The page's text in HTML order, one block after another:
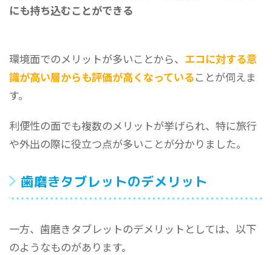
にも持ち込むことができる
環境面でのメリットが多いことから、 エコに対する意
識が高い層からも評価が高くなっていることが伺えま
す。
利便性の面でも複数のメリットが挙げられ、特に旅行
や外出の際に役立つ点が多いことが分かりました。
歯磨きタブレットのデメリット
一方、歯磨きタブレットのデメリットとしては、以下
のようなものがあります。